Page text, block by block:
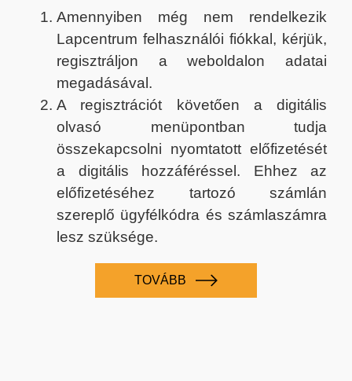
Amennyiben még nem rendelkezik
Lapcentrum felhasználói fiókkal, kérjük,
regisztráljon a weboldalon adatai
megadásával.
A regisztrációt követően a digitális
olvasó menüpontban tudja
összekapcsolni nyomtatott előfizetését
a digitális hozzáféréssel. Ehhez az
előfizetéséhez tartozó számlán
szereplő ügyfélkódra és számlaszámra
lesz szüksége.
TOVÁBB